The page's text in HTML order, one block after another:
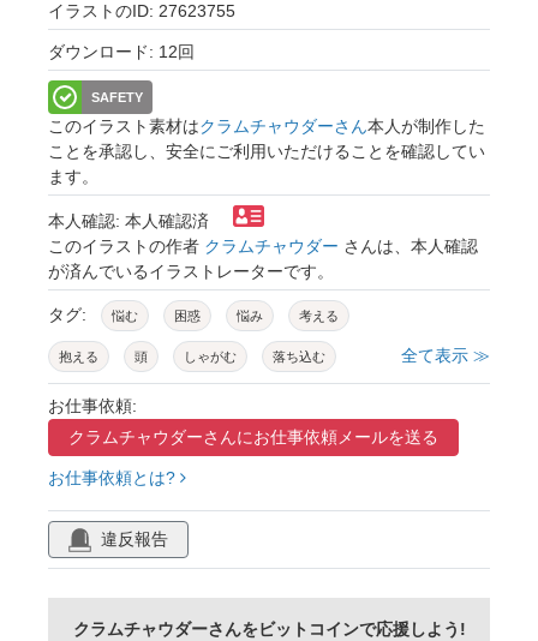
イラストのID: 27623755
ダウンロード: 12回
SAFETY
このイラスト素材はクラムチャウダーさん本人が制作した
ことを承認し、安全にご利用いただけることを確認してい
ます。
本人確認: 本人確認済
このイラストの作者 クラムチャウダー さんは、本人確認
が済んでいるイラストレーターです。
タグ: 悩む 困惑 悩み 考える
抱える 頭 しゃがむ 落ち込む
ループ
クエスチョンマーク 疑問 不安
ストレス 問題
キャラクター シンプルキャラ
フラットデザイン
アイコン ビジネス セット 素材
全て表示 ≫
お仕事依頼:
クラムチャウダーさんにお仕事依頼メールを送る
お仕事依頼とは?
違反報告
クラムチャウダーさんをビットコインで応援しよう!